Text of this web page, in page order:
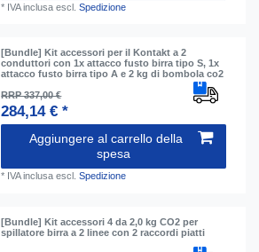
* IVA inclusa escl.Spedizione
[Bundle] Kit accessori per il Kontakt a 2
conduttori con 1x attacco fusto birra tipo S, 1x
attacco fusto birra tipo A e 2 kg di bombola co2
RRP 337,00 €
284,14 € *
Aggiungere al carrello della
spesa
* IVA inclusa escl.Spedizione
[Bundle] Kit accessori 4 da 2,0 kg CO2 per
spillatore birra a 2 linee con 2 raccordi piatti